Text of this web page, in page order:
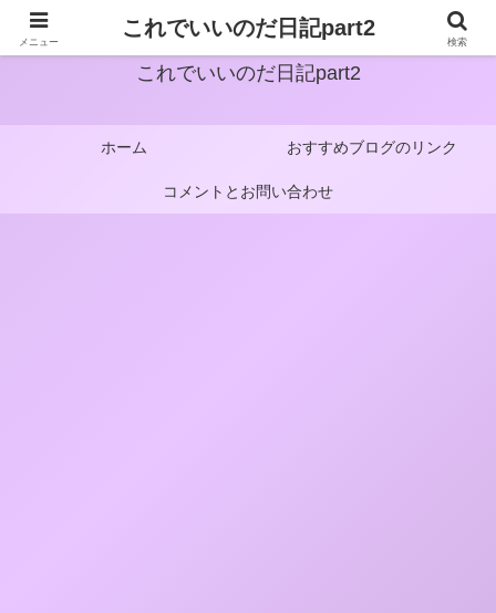
これでいいのだ日記part2
ホーム おすすめブログのリンク
コメントとお問い合わせ
メニュー
これでいいのだ日記part2
検索